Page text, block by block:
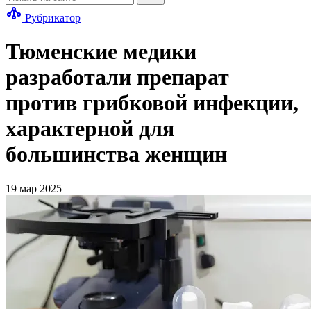
Рубрикатор
Тюменские медики
разработали препарат
против грибковой инфекции,
характерной для
большинства женщин
19 мар 2025